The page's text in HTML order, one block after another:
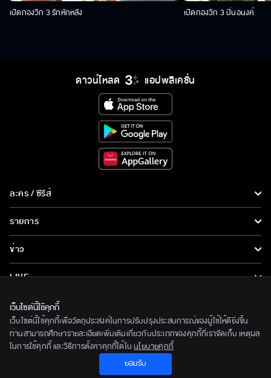
เปิดกองวิก 3 รักหักหลัง เปิดกองวิก 3 ปิ่นอนงค์
ดาวน์โหลด แอปพลิเคชั่น
ละคร / ซีรีส์
ละคร/ซีรีส์
ซีรีส์นานาชาติ
การ์ตูน & เกม
รายการ
รายการทั้งหมด
ข่าว
ข่าวทั้งหมด
ข่าวประชาสัมพันธ์
LIVE
เกี่ยวกับเรา
BEC World
รู้จักเรา
ติดตามเราได้ที่
© 2020 Bangkok Entertainment Co.,Ltd. All Rights Reserved.
เว็บไซต์นี้ใช้คุกกี้
เว็บไซต์นี้ใช้คุกกี้เพื่อวัตถุประสงค์ในการปรับปรุงประสบการณ์ของผู้ใช้ให้ดียิ่งขึ้น
ท่านสามารถศึกษารายละเอียดเพิ่มเติมเกี่ยวกับประเภทของคุกกี้ที่เราจัดเก็บ เหตุผล
ในการใช้คุกกี้ และวิธีการตั้งค่าคุกกี้ได้ใน นโยบายคุกกี้
ยอมรับ